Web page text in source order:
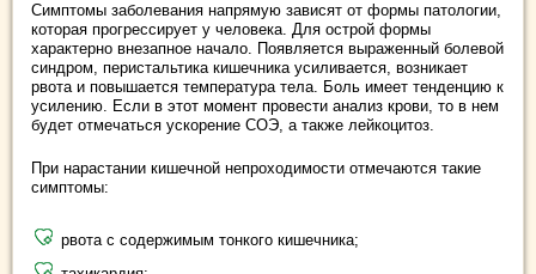
Симптомы заболевания напрямую зависят от формы патологии,
которая прогрессирует у человека. Для острой формы
характерно внезапное начало. Появляется выраженный болевой
синдром, перистальтика кишечника усиливается, возникает
рвота и повышается температура тела. Боль имеет тенденцию к
усилению. Если в этот момент провести анализ крови, то в нем
будет отмечаться ускорение СОЭ, а также лейкоцитоз.
При нарастании кишечной непроходимости отмечаются такие
симптомы:
рвота с содержимым тонкого кишечника;